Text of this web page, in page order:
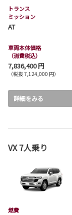
トランス
ミッション
AT
車両本体価格
（消費税込）
7,836,400 円
（税抜 7,124,000 円）
詳細をみる
VX 7人乗り
燃費